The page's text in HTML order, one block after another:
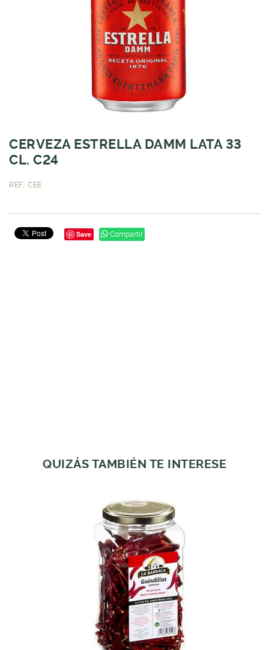
CERVEZA ESTRELLA DAMM LATA 33
CL. C24
REF.: CEE
Save Compartir
QUIZÁS TAMBIÉN TE INTERESE